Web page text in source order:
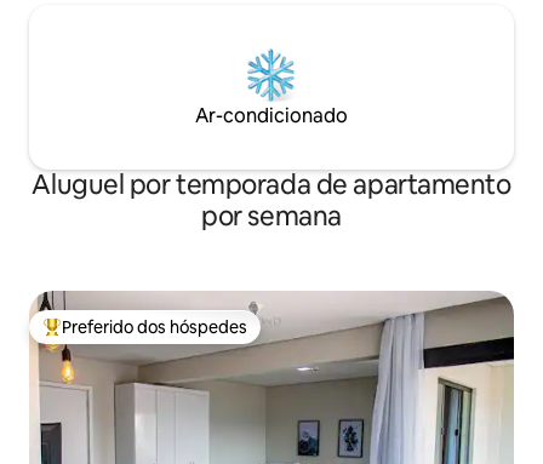
Ar-condicionado
Aluguel por temporada de apartamento
por semana
Entre os melhores preferidos dos hóspedes
Preferido dos hóspedes